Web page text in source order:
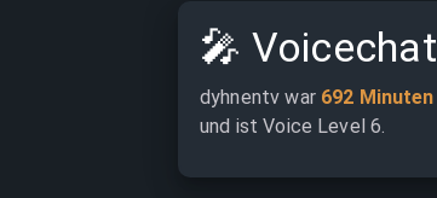
🎤 Voicechat
dyhnentv war 692 Minuten
und ist Voice Level 6.